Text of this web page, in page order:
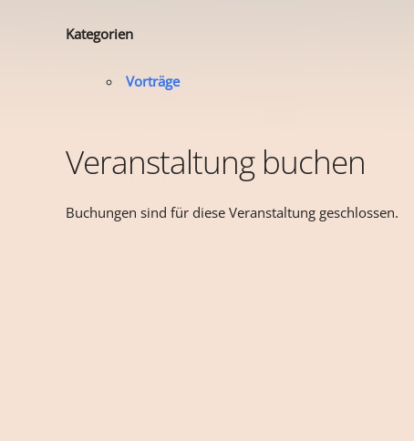
Kategorien
Vorträge
Veranstaltung buchen
Buchungen sind für diese Veranstaltung geschlossen.